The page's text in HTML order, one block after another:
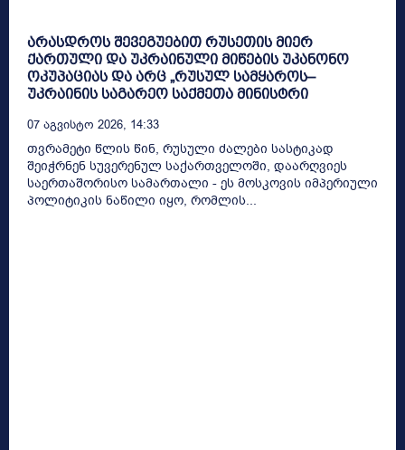
არასდროს შევეგუებით რუსეთის მიერ
ქართული და უკრაინული მიწების უკანონო
ოკუპაციას და არც „რუსულ სამყაროს–
უკრაინის საგარეო საქმეთა მინისტრი
07 Აგვისტო 2026, 14:33
თვრამეტი წლის წინ, რუსული ძალები სასტიკად
შეიჭრნენ სუვერენულ საქართველოში, დაარღვიეს
საერთაშორისო სამართალი - ეს მოსკოვის იმპერიული
პოლიტიკის ნაწილი იყო, რომლის...